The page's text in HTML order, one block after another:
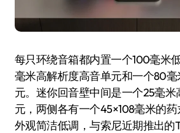
每只环绕音箱都内置一个100毫米
毫米高解析度高音单元和一个80
元。迷你回音壁中间是一个25毫
元，两侧各有一个45×108毫米的药
外观简洁低调，与索尼近期推出的